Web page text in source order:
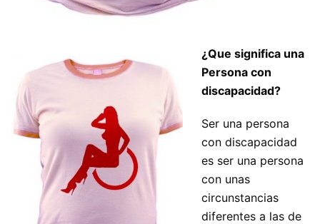
¿Que significa una
Persona con
discapacidad?
Ser una persona
con discapacidad
es ser una persona
con unas
circunstancias
diferentes a las de